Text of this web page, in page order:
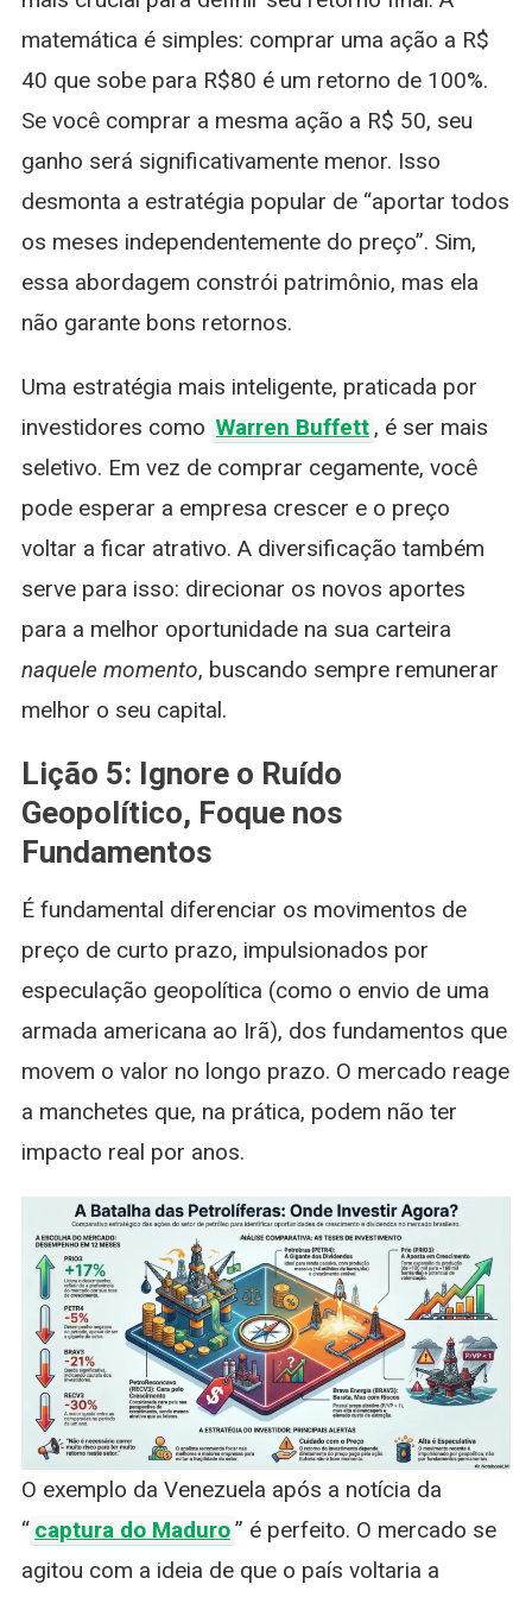
matemática é simples: comprar uma ação a R$
40 que sobe para R$80 é um retorno de 100%.
Se você comprar a mesma ação a R$ 50, seu
ganho será significativamente menor. Isso
desmonta a estratégia popular de “aportar todos
os meses independentemente do preço”. Sim,
essa abordagem constrói patrimônio, mas ela
não garante bons retornos.
Uma estratégia mais inteligente, praticada por
investidores como Warren Buffett , é ser mais
seletivo. Em vez de comprar cegamente, você
pode esperar a empresa crescer e o preço
voltar a ficar atrativo. A diversificação também
serve para isso: direcionar os novos aportes
para a melhor oportunidade na sua carteira
naquele momento, buscando sempre remunerar
melhor o seu capital.
Lição 5: Ignore o Ruído
Geopolítico, Foque nos
Fundamentos
É fundamental diferenciar os movimentos de
preço de curto prazo, impulsionados por
especulação geopolítica (como o envio de uma
armada americana ao Irã), dos fundamentos que
movem o valor no longo prazo. O mercado reage
a manchetes que, na prática, podem não ter
impacto real por anos.
O exemplo da Venezuela após a notícia da
“ captura do Maduro” é perfeito. O mercado se
agitou com a ideia de que o país voltaria a